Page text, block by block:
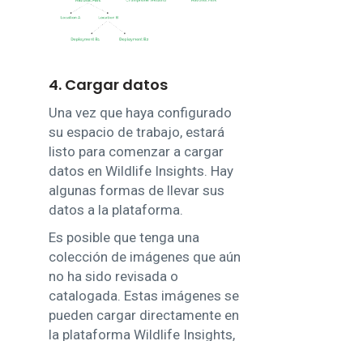
4. Cargar datos
Una vez que haya configurado
su espacio de trabajo, estará
listo para comenzar a cargar
datos en Wildlife Insights. Hay
algunas formas de llevar sus
datos a la plataforma.
Es posible que tenga una
colección de imágenes que aún
no ha sido revisada o
catalogada. Estas imágenes se
pueden cargar directamente en
la plataforma Wildlife Insights,